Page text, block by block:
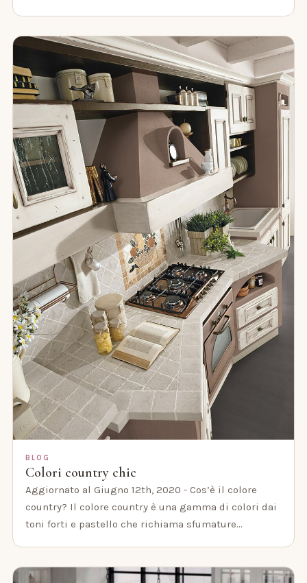
BLOG
Colori country chic
Aggiornato al Giugno 12th, 2020 - Cos’è il colore
country? Il colore country è una gamma di colori dai
toni forti e pastello che richiama sfumature…